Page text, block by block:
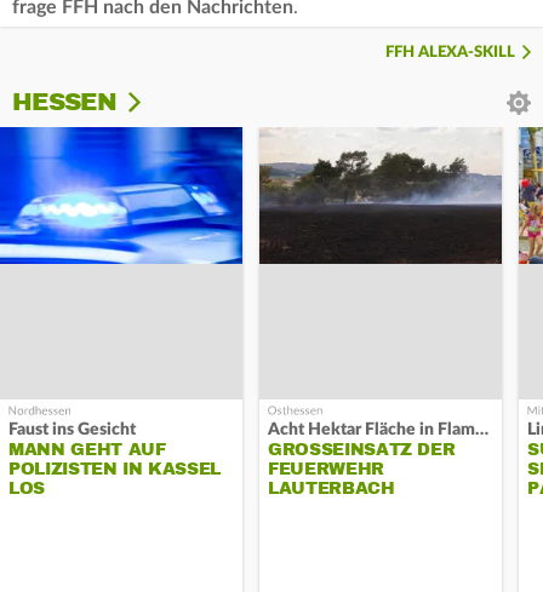
frage FFH nach den Nachrichten.
FFH ALEXA-SKILL
HESSEN
Faust ins Gesicht
MANN GEHT AUF
POLIZISTEN IN KASSEL
LOS
Acht Hektar Fläche in Flammen
GROSSEINSATZ DER F
EUERWEHR L
AUTERBACH